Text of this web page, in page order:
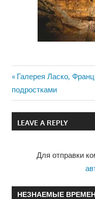
Навигация
по
записям
Previous
Post:
Галерея Ласко,
подростками
LEAVE A REPLY
Для отправки
НЕЗНАЕМЫЕ